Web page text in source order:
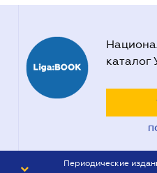
каталог
Периодические